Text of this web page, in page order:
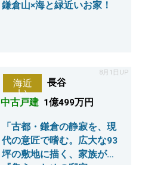
鎌倉山×海と緑近いお家！
8月1日UP
海近
い
長谷
中古戸建 1億499万円
「古都・鎌倉の静寂を、現
代の意匠で嗜む。広大な93
坪の敷地に描く、家族が
『集う』ための邸宅。」